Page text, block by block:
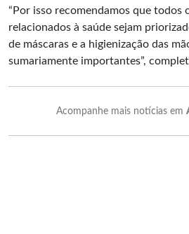
“Por isso recomendamos que todos
relacionados à saúde sejam
de máscaras e a higienização das
sumariamente importantes”,
Acompanhe mais notícias em